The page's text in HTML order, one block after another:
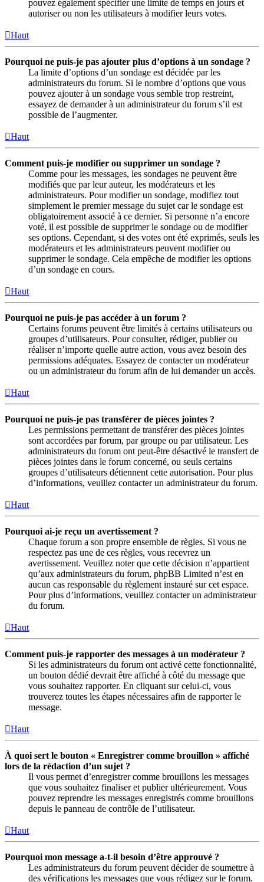
pouvez également spécifier une limite de temps en jours et
autoriser ou non les utilisateurs à modifier leurs votes.
Haut
Pourquoi ne puis-je pas ajouter plus d’options à un sondage ?
La limite d’options d’un sondage est décidée par les
administrateurs du forum. Si le nombre d’options que vous
pouvez ajouter à un sondage vous semble trop restreint,
essayez de demander à un administrateur du forum s’il est
possible de l’augmenter.
Haut
Comment puis-je modifier ou supprimer un sondage ?
Comme pour les messages, les sondages ne peuvent être
modifiés que par leur auteur, les modérateurs et les
administrateurs. Pour modifier un sondage, modifiez tout
simplement le premier message du sujet car le sondage est
obligatoirement associé à ce dernier. Si personne n’a encore
voté, il est possible de supprimer le sondage ou de modifier
ses options. Cependant, si des votes ont été exprimés, seuls les
modérateurs et les administrateurs peuvent modifier ou
supprimer le sondage. Cela empêche de modifier les options
d’un sondage en cours.
Haut
Pourquoi ne puis-je pas accéder à un forum ?
Certains forums peuvent être limités à certains utilisateurs ou
groupes d’utilisateurs. Pour consulter, rédiger, publier ou
réaliser n’importe quelle autre action, vous avez besoin des
permissions adéquates. Essayez de contacter un modérateur
ou un administrateur du forum afin de lui demander un accès.
Haut
Pourquoi ne puis-je pas transférer de pièces jointes ?
Les permissions permettant de transférer des pièces jointes
sont accordées par forum, par groupe ou par utilisateur. Les
administrateurs du forum ont peut-être désactivé le transfert de
pièces jointes dans le forum concerné, ou seuls certains
groupes d’utilisateurs détiennent cette autorisation. Pour plus
d’informations, veuillez contacter un administrateur du forum.
Haut
Pourquoi ai-je reçu un avertissement ?
Chaque forum a son propre ensemble de règles. Si vous ne
respectez pas une de ces règles, vous recevrez un
avertissement. Veuillez noter que cette décision n’appartient
qu’aux administrateurs du forum, phpBB Limited n’est en
aucun cas responsable du règlement instauré sur cet espace.
Pour plus d’informations, veuillez contacter un administrateur
du forum.
Haut
Comment puis-je rapporter des messages à un modérateur ?
Si les administrateurs du forum ont activé cette fonctionnalité,
un bouton dédié devrait être affiché à côté du message que
vous souhaitez rapporter. En cliquant sur celui-ci, vous
trouverez toutes les étapes nécessaires afin de rapporter le
message.
Haut
À quoi sert le bouton « Enregistrer comme brouillon » affiché
lors de la rédaction d’un sujet ?
Il vous permet d’enregistrer comme brouillons les messages
que vous souhaitez finaliser et publier ultérieurement. Vous
pouvez reprendre les messages enregistrés comme brouillons
depuis le panneau de contrôle de l’utilisateur.
Haut
Pourquoi mon message a-t-il besoin d’être approuvé ?
Les administrateurs du forum peuvent décider de soumettre à
des vérifications les messages que vous rédigez sur le forum.